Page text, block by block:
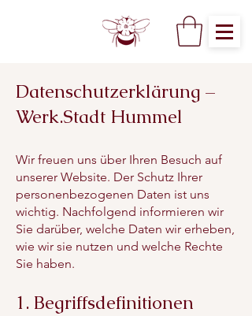
Datenschutzerklärung –
Werk.Stadt Hummel
Wir freuen uns über Ihren Besuch auf
unserer Website. Der Schutz Ihrer
personenbezogenen Daten ist uns
wichtig. Nachfolgend informieren wir
Sie darüber, welche Daten wir erheben,
wie wir sie nutzen und welche Rechte
Sie haben.
1. Begriffsdefinitionen